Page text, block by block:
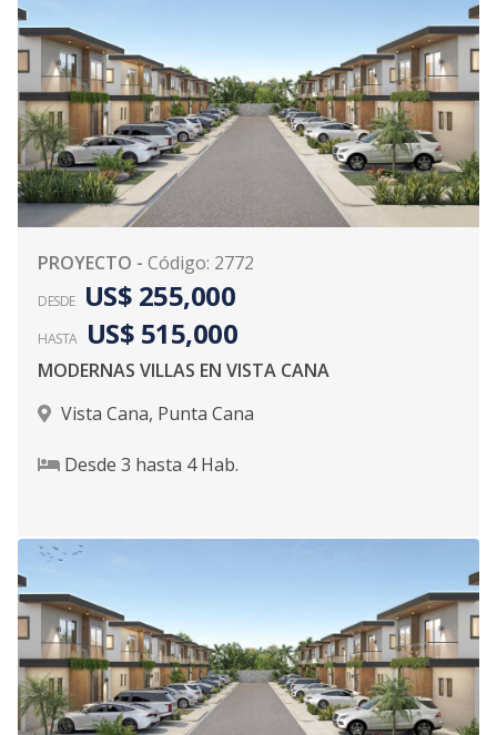
PROYECTO - Código: 2772
DESDE US$ 255,000
HASTA US$ 515,000
MODERNAS VILLAS EN VISTA CANA
Vista Cana, Punta Cana
Desde 3 hasta 4Hab.